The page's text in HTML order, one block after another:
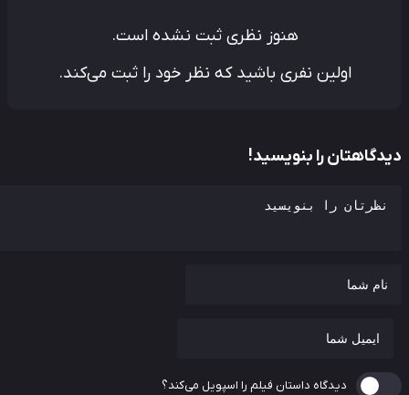
هنوز نظری ثبت نشده است.
اولین نفری باشید که نظر خود را ثبت می‌کند.
را بنویسید!
دیدگاه داستان فیلم را اسپویل می‌کند؟